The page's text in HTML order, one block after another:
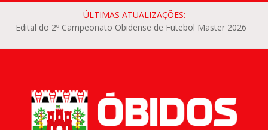
ÚLTIMAS ATUALIZAÇÕES:
Edital do 2º Campeonato Obidense de Futebol Master 2026